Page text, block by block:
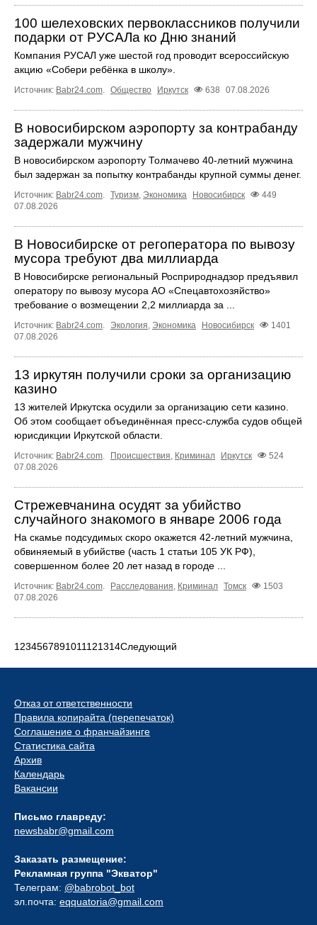
100 шелеховских первоклассников получили
подарки от РУСАЛа ко Дню знаний
Компания РУСАЛ уже шестой год проводит всероссийскую
акцию «Собери ребёнка в школу».
Источник: Babr24.com. Общество Иркутск 638 07.08.2026
В новосибирском аэропорту за контрабанду
задержали мужчину
В новосибирском аэропорту Толмачево 40-летний мужчина
был задержан за попытку контрабанды крупной суммы денег.
Источник: Babr24.com. Туризм, Экономика Новосибирск
449
07.08.2026
В Новосибирске от регоператора по вывозу
мусора требуют два миллиарда
В Новосибирске региональный Росприроднадзор предъявил
оператору по вывозу мусора АО «Спецавтохозяйство»
требование о возмещении 2,2 миллиарда за ...
Источник: Babr24.com. Экология, Экономика Новосибирск
1401
07.08.2026
13 иркутян получили сроки за организацию
казино
13 жителей Иркутска осудили за организацию сети казино.
Об этом сообщает объединённая пресс‑служба судов общей
юрисдикции Иркутской области.
Источник: Babr24.com. Происшествия, Криминал Иркутск
524
07.08.2026
Стрежевчанина осудят за убийство
случайного знакомого в январе 2006 года
На скамье подсудимых скоро окажется 42-летний мужчина,
обвиняемый в убийстве (часть 1 статьи 105 УК РФ),
совершенном более 20 лет назад в городе ...
Источник: Babr24.com. Расследования, Криминал Томск
1503
07.08.2026
1234567891011121314Следующий
Отказ от ответственности
Правила копирайта (перепечаток)
Соглашение о франчайзинге
Статистика сайта
Архив
Календарь
Вакансии
Письмо главреду:
newsbabr@gmail.com
Заказать размещение:
Рекламная группа "Экватор"
Телеграм: @babrobot_bot
эл.почта: eqquatoria@gmail.com